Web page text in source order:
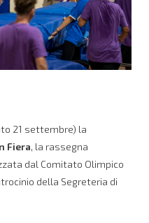
21 settembre) la
Fiera, la rassegna
dal Comitato Olimpico
della Segreteria di